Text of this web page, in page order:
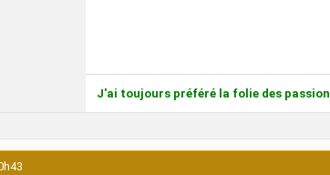
J'ai toujours préféré la folie des